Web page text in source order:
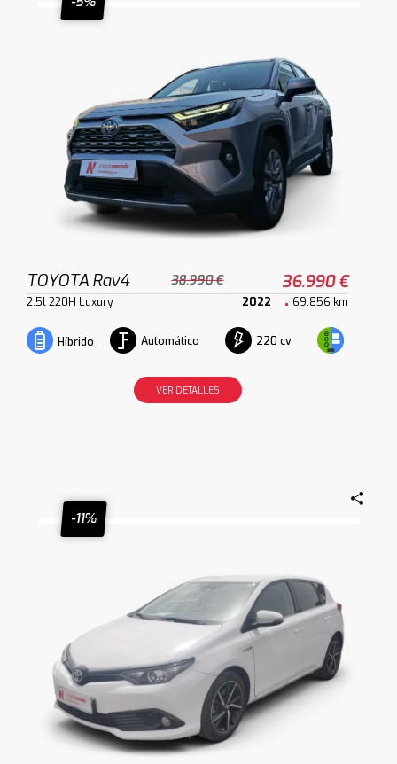
TOYOTA Rav4 38.990 € 36.990 €
2.5l 220H Luxury 2022 69.856 km
Híbrido Automático 220 cv
VER DETALLES
-11%